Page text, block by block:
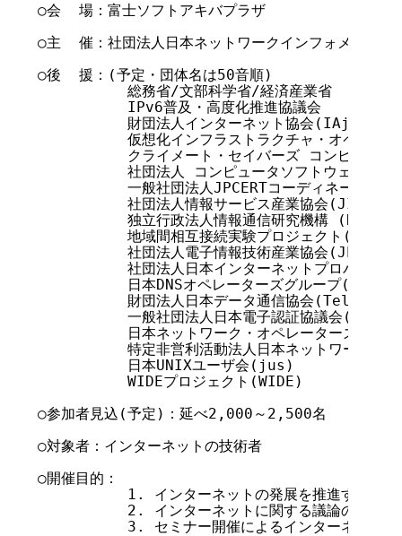
○会  場：富士ソフトアキバプラザ
○主  催：社団法人日本ネットワークインフォメーシ
○後  援：(予定・団体名は50音順)
          総務省/文部科学省/経済産業省
          IPv6普及・高度化推進協議会
          財団法人インターネット協会(IAjapan)
仮想化インフラストラクチャ・オペレー
クライメート・セイバーズ コンピュー
社団法人 コンピュータソフトウェア協
一般社団法人JPCERTコーディネーショ
          社団法人情報サービス産業協会(JISA)
          独立行政法人情報通信研究機構 (NICT)
          地域間相互接続実験プロジェクト(RIBB)
          社団法人電子情報技術産業協会(JEITA)
社団法人日本インターネットプロバイダ
日本DNSオペレーターズグループ
財団法人日本データ通信協会
          一般社団法人日本電子認証協議会(JCAF)
日本ネットワーク・オペレーターズ・グ
特定非営利活動法人日本ネットワークセ
          日本UNIXユーザ会(jus)
          WIDEプロジェクト(WIDE)
○参加者見込(予定)：延べ2,000～2,500名
○対象者：インターネットの技術者
○開催目的：
          1. インターネットの発展を推進する
2. インターネットに関する議論の場・交
3. セミナー開催によるインターネット基